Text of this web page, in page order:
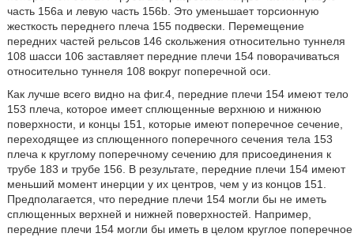
часть 156a и левую часть 156b. Это уменьшает торсионную
жесткость переднего плеча 155 подвески. Перемещение
передних частей рельсов 146 скольжения относительно туннеля
108 шасси 106 заставляет передние плечи 154 поворачиваться
относительно туннеля 108 вокруг поперечной оси.
Как лучше всего видно на фиг.4, передние плечи 154 имеют тело
153 плеча, которое имеет сплющенные верхнюю и нижнюю
поверхности, и концы 151, которые имеют поперечное сечение,
переходящее из сплющенного поперечного сечения тела 153
плеча к круглому поперечному сечению для присоединения к
трубе 183 и трубе 156. В результате, передние плечи 154 имеют
меньший момент инерции у их центров, чем у из концов 151.
Предполагается, что передние плечи 154 могли бы не иметь
сплющенных верхней и нижней поверхностей. Например,
передние плечи 154 могли бы иметь в целом круглое поперечное